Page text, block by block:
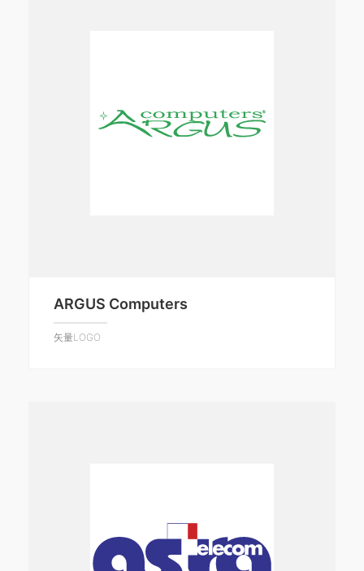
ARGUS Computers
矢量LOGO